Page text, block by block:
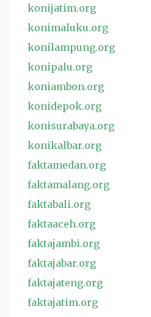
konijatim.org
konimaluku.org
konilampung.org
konipalu.org
koniambon.org
konidepok.org
konisurabaya.org
konikalbar.org
faktamedan.org
faktamalang.org
faktabali.org
faktaaceh.org
faktajambi.org
faktajabar.org
faktajateng.org
faktajatim.org